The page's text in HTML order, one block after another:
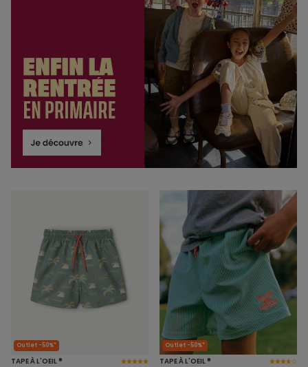
Outlet -50%*
TAPE À L'OEIL ®
Outlet -50%*
TAPE À L'OEIL ®